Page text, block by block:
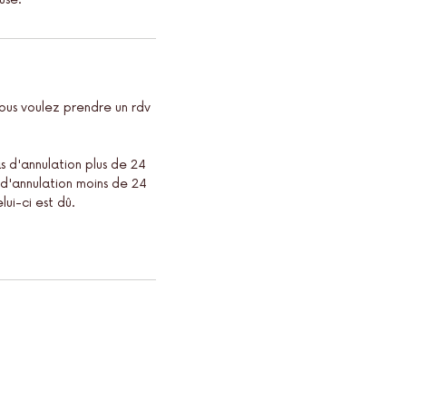
voulez prendre un rdv
d'annulation plus de 24
moins de 24
ci est dû.